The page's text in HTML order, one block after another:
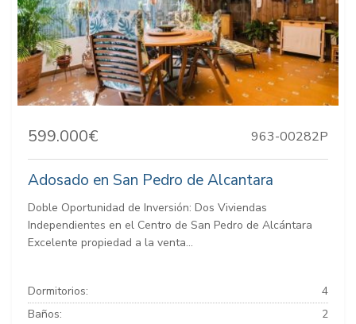
599.000€ 963-00282P
Adosado en San Pedro de Alcantara
Doble Oportunidad de Inversión: Dos Viviendas
Independientes en el Centro de San Pedro de Alcántara
Excelente propiedad a la venta...
Dormitorios:
4
Baños:
2